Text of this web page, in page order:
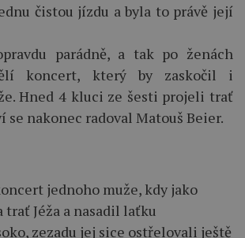
čistou jízdu a byla to právě její
parádně, a tak po ženách
koncert, který by zaskočil i
Hned 4 kluci ze šesti projeli trať
se nakonec radoval Matouš Beier.
jednoho muže, kdy jako
Jéža a nasadil laťku
zezadu jej sice ostřelovali ještě